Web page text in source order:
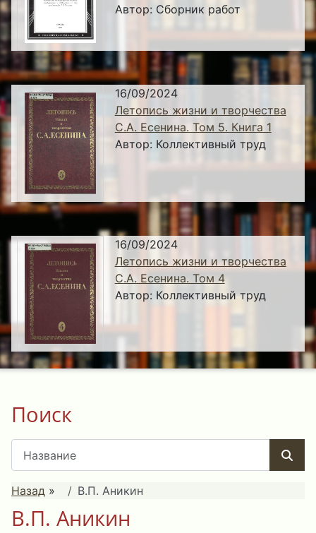
Автор: Сборник работ
16/09/2024
Летопись жизни и творчества
С.А. Есенина. Том 5. Книга 1
Автор: Коллективный труд
16/09/2024
Летопись жизни и творчества
С.А. Есенина. Том 4
Автор: Коллективный труд
Поиск
Назад » В.П. Аникин
В.П. Аникин